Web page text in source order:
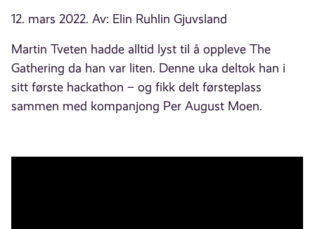
12. mars 2022. Av: Elin Ruhlin Gjuvsland
Martin Tveten hadde alltid lyst til å oppleve The
Gathering da han var liten. Denne uka deltok han i
sitt første hackathon – og fikk delt førsteplass
sammen med kompanjong Per August Moen.